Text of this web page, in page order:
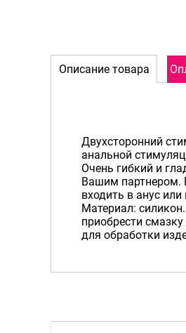
Описание товара
Двухсторонний
анальной
Очень гибкий и
Вашим партнером.
входить в анус
Материал:
приобрести
для обработки